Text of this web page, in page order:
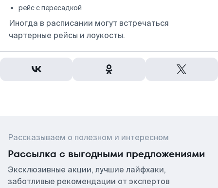
рейс с пересадкой
Иногда в расписании могут встречаться
чартерные рейсы и лоукосты.
Рассказываем о полезном и интересном
Рассылка с выгодными предложениями
Эксклюзивные акции, лучшие лайфхаки,
заботливые рекомендации от экспертов